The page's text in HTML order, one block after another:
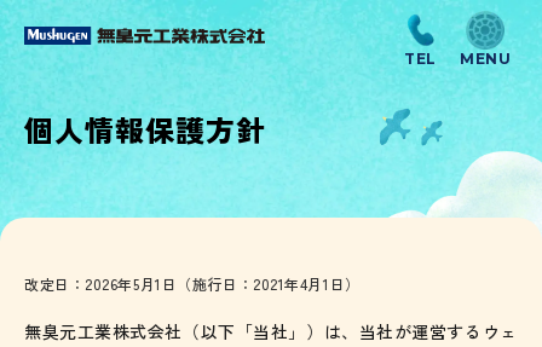
個人情報保護方針
改定日：2026年5月1日（施行日：2021年4月1日）
無臭元工業株式会社（以下「当社」）は、当社が運営するウェ